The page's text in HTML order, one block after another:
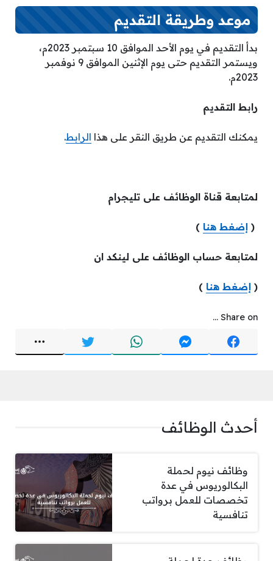
موعد وطريقة التقديم
بدأ التقديم في يوم الأحد الموافق 10 سبتمبر 2023م،
ويستمر التقديم حتى يوم الإثنين الموافق 9 نوفمبر
2023م.
رابط التقديم
يمكنك التقديم عن طريق النقر على هذا الرابط.
لمتابعة قناة الوظائف على تليجرام
( إضغط هنا )
لمتابعة حساب الوظائف على لينكد ان
( إضغط هنا )
Share on ...
أحدث الوظائف
وظائف نيوم لحملة
البكالوريوس في عدة
تخصصات للعمل برواتب
تنافسية